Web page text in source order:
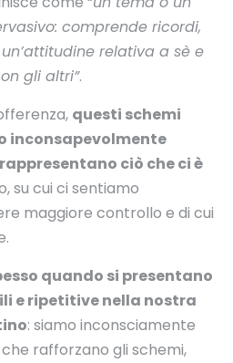
comprende ricordi,
un’attitudine relativa a sè e
gli altri”.
questi schemi
inconsapevolmente
ciò che ci è
su cui ci sentiamo
maggiore controllo e di cui
quando si presentano
e ripetitive nella nostra
: siamo inconsciamente
rafforzano gli schemi,